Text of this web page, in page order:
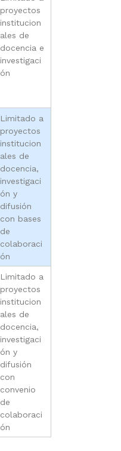
proyectos
institucion
ales de
docencia e
investigaci
ón
Limitado a
proyectos
institucion
ales de
docencia,
investigaci
ón y
difusión
con bases
de
colaboraci
ón
Limitado a
proyectos
institucion
ales de
docencia,
investigaci
ón y
difusión
con
convenio
de
colaboraci
ón